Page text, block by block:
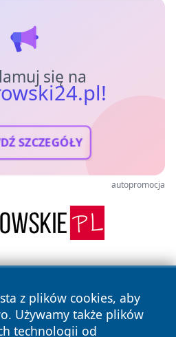
się na
SZCZEGÓŁY
autopromocja
z plików cookies, aby
Używamy także plików
technologii od